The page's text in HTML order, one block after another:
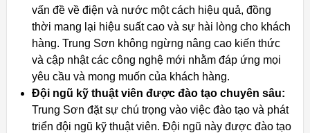
vấn đề về điện và nước một cách hiệu quả, đồng
thời mang lại hiệu suất cao và sự hài lòng cho khách
hàng. Trung Sơn không ngừng nâng cao kiến thức
và cập nhật các công nghệ mới nhằm đáp ứng mọi
yêu cầu và mong muốn của khách hàng.
Đội ngũ kỹ thuật viên được đào tạo chuyên sâu:
Trung Sơn đặt sự chú trọng vào việc đào tạo và phát
triển đội ngũ kỹ thuật viên. Đội ngũ này được đào tạo